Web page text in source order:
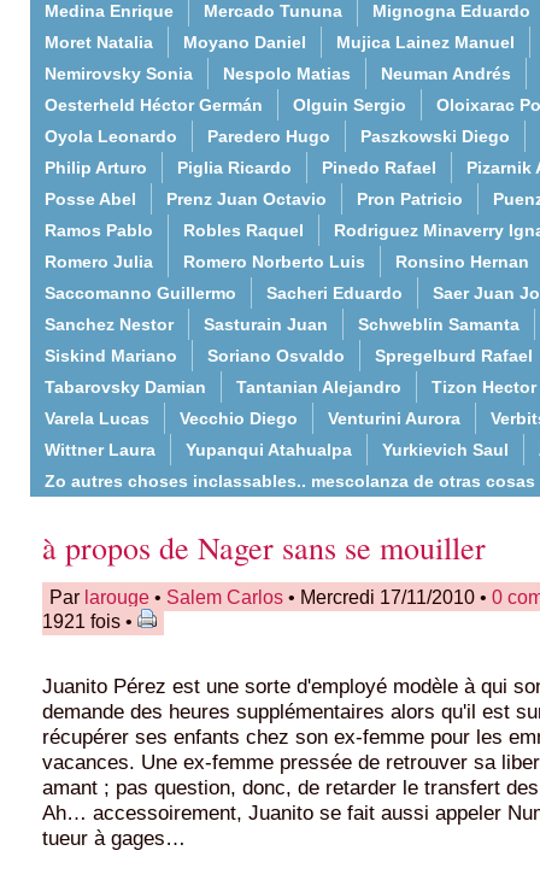
Medina Enrique
Mercado Tununa
Mignogna Eduardo
Moret Natalia
Moyano Daniel
Mujica Lainez Manuel
Nemirovsky Sonia
Nespolo Matias
Neuman Andrés
Oesterheld Héctor Germán
Olguin Sergio
Oloixarac
Oyola Leonardo
Paredero Hugo
Paszkowski Diego
Philip Arturo
Piglia Ricardo Pinedo Rafael
Pizarnik
Posse Abel
Prenz Juan Octavio Pron Patricio
Ramos Pablo
Robles Raquel
Rodriguez Minaverry
Romero Julia
Romero Norberto Luis
Ronsino Hernan
Saccomanno Guillermo
Sacheri Eduardo
Saer Juan
Sanchez Nestor
Sasturain Juan
Schweblin Samanta
Siskind Mariano
Soriano Osvaldo
Spregelburd Rafael
Tabarovsky Damian
Tantanian Alejandro
Tizon Hector
Varela Lucas
Vecchio Diego Venturini Aurora
Wittner Laura
Yupanqui Atahualpa Yurkievich Saul
Zo autres choses inclassables.. mescolanza de otras cosas
à propos de Nager sans se mouiller
Par larouge • Salem Carlos • Mercredi 17/11/2010 • 0
1921 fois •
Juanito Pérez est une sorte d'employé modèle à qui
demande des heures supplémentaires alors qu'il est
récupérer ses enfants chez son ex-femme pour les
vacances. Une ex-femme pressée de retrouver sa
amant ; pas question, donc, de retarder le transfert
Ah… accessoirement, Juanito se fait aussi appeler
tueur à gages…